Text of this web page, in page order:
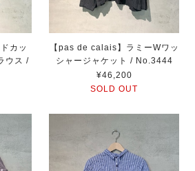
カッ
ウス /
【pas de calais】ラミーWワッ
シャージャケット / No.3444
¥46,200
SOLD OUT